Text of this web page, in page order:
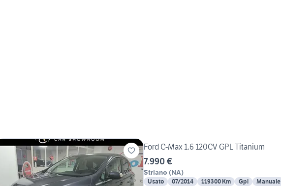
Ford C-Max 1.6 120CV GPL Titanium
7.990 €
Striano (NA)
Usato 07/2014 119300 Km Gpl Manuale